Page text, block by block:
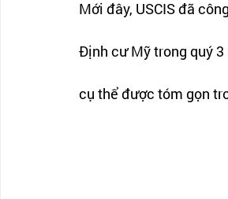
Mới đây, USCIS đã
Định cư Mỹ trong quý
cụ thể được tóm gọn